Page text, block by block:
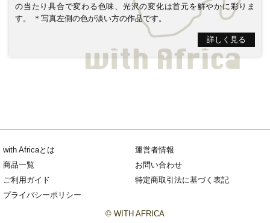
の当たり具合で変わる色味、光沢の変化は首元を鮮やかに彩りま
す。 ＊写真左側の色が淡い方の作品です。
詳しく見る
with Africaとは
運営者情報
商品一覧
お問い合わせ
ご利用ガイド
特定商取引法に基づく表記
プライバシーポリシー
© WITH AFRICA